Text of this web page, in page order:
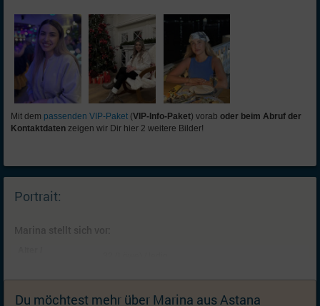
Mit dem passenden VIP-Paket (VIP-Info-Paket) vorab oder beim Abruf der
Kontaktdaten zeigen wir Dir hier 2 weitere Bilder!
Portrait:
Marina stellt sich vor:
Kinder:
Keine; Ich kann mir mit dem richtigen Partner
(weitere) Kinder vorstellen
Du möchtest mehr über Marina aus Astana